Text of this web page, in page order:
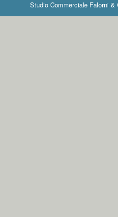
Studio Commerciale Falorni